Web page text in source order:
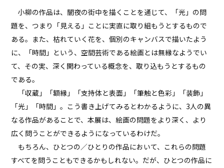
小柳の作品は、闇夜の街中を描くことを通じて、「光」の問
題を、つまり「見える」ことに実直に取り組もうとするもので
ある。また、枯れていく花を、個別のキャンバスで描いたよう
に、「時間」という、空間芸術である絵画とは無縁なようでい
て、その実、深く関わっている概念を、取り込もうとするもの
である。
「収蔵」「額縁」「支持体と表面」「筆触と色彩」「装飾」
「光」「時間」。こう書き上げてみるとわかるように、3人の異
なる作品があることで、本展は、絵画の問題をより深く、より
広く問うことができるようになっているわけだ。
もちろん、ひとつの／ひとりの作品において、これらの問題
すべてを問うこともできるかもしれない。だが、ひとつの作品に